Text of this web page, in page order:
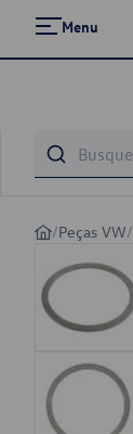
Menu
/Peças VW/